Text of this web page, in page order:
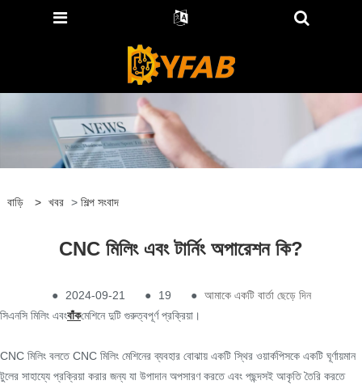
বাড়ি > খবর > শিল্প সংবাদ
CNC মিলিং এবং টার্নিং অপারেশন কি?
● 2024-09-21 ● 19 ● আমাকে একটি বার্তা ছেড়ে দিন
সিএনসি মিলিং এবংবাঁকমেশিনে দুটি গুরুত্বপূর্ণ প্রক্রিয়া।
CNC মিলিং বলতে CNC মিলিং মেশিনের ব্যবহার বোঝায় একটি স্থির ওয়ার্কপিসকে একটি ঘূর্ণায়মান
টুলের সাহায্যে প্রক্রিয়া করার জন্য যা উপাদান অপসারণ করতে এবং পছন্দসই আকৃতি তৈরি করতে